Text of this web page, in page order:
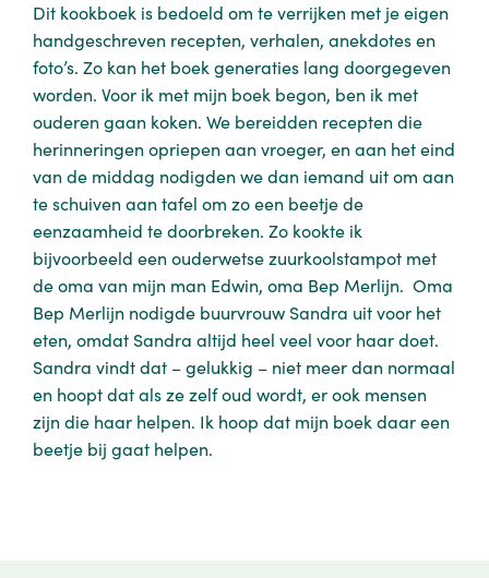
Dit kookboek is bedoeld om te verrijken met je eigen
handgeschreven recepten, verhalen, anekdotes en
foto’s. Zo kan het boek generaties lang doorgegeven
worden. Voor ik met mijn boek begon, ben ik met
ouderen gaan koken. We bereidden recepten die
herinneringen opriepen aan vroeger, en aan het eind
van de middag nodigden we dan iemand uit om aan
te schuiven aan tafel om zo een beetje de
eenzaamheid te doorbreken. Zo kookte ik
bijvoorbeeld een ouderwetse zuurkoolstampot met
de oma van mijn man Edwin, oma Bep Merlijn. Oma
Bep Merlijn nodigde buurvrouw Sandra uit voor het
eten, omdat Sandra altijd heel veel voor haar doet.
Sandra vindt dat – gelukkig – niet meer dan normaal
en hoopt dat als ze zelf oud wordt, er ook mensen
zijn die haar helpen. Ik hoop dat mijn boek daar een
beetje bij gaat helpen.